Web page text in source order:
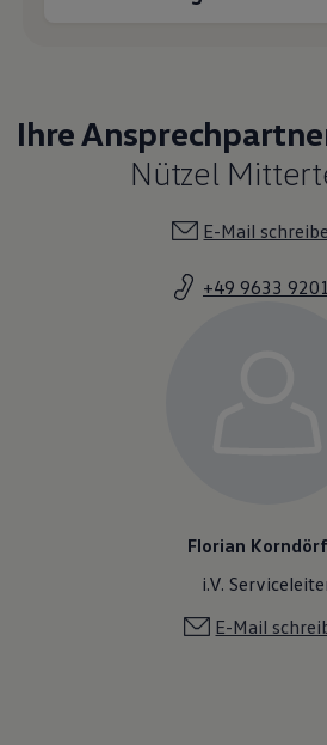
Ihre
Nützel
E-Mail
+49 9633
Florian
i.V.
E-Mail